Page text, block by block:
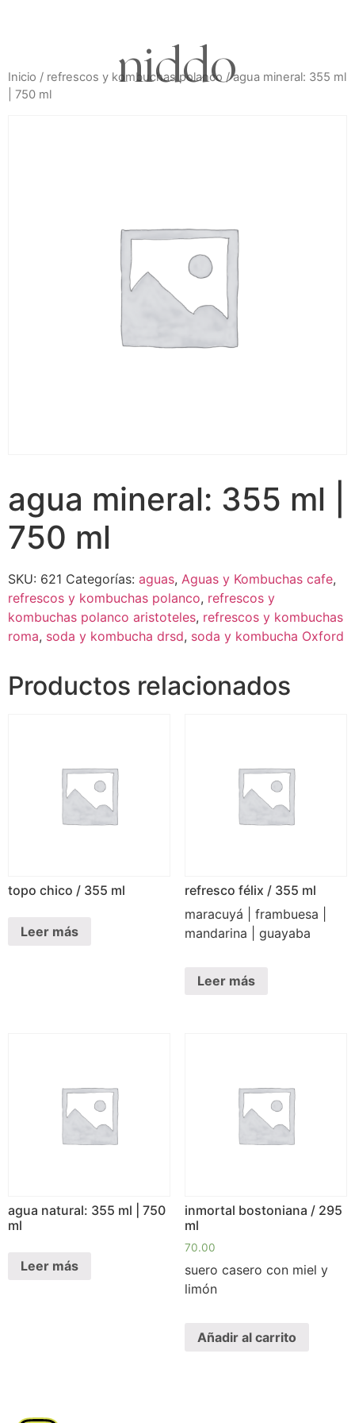
niddo
Inicio / refrescos y kombuchas polanco / agua mineral: 355 ml
| 750 ml
agua mineral: 355 ml |
750 ml
SKU: 621 Categorías: aguas, Aguas y Kombuchas cafe,
refrescos y kombuchas polanco, refrescos y
kombuchas polanco aristoteles, refrescos y kombuchas
roma, soda y kombucha drsd, soda y kombucha Oxford
Productos relacionados
topo chico / 355 ml
Leer más
refresco félix / 355 ml
maracuyá | frambuesa |
mandarina | guayaba
Leer más
agua natural: 355 ml | 750
ml
Leer más
inmortal bostoniana / 295
ml
70.00
suero casero con miel y
limón
Añadir al carrito